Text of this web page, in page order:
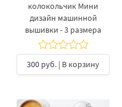
колокольчик Мини
дизайн машинной
вышивки - 3 размера
300 руб. | В корзину